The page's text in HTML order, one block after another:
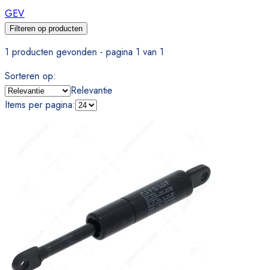
GEV
Filteren op producten
1 producten gevonden - pagina 1 van 1
Sorteren op:
Relevantie
Items per pagina: